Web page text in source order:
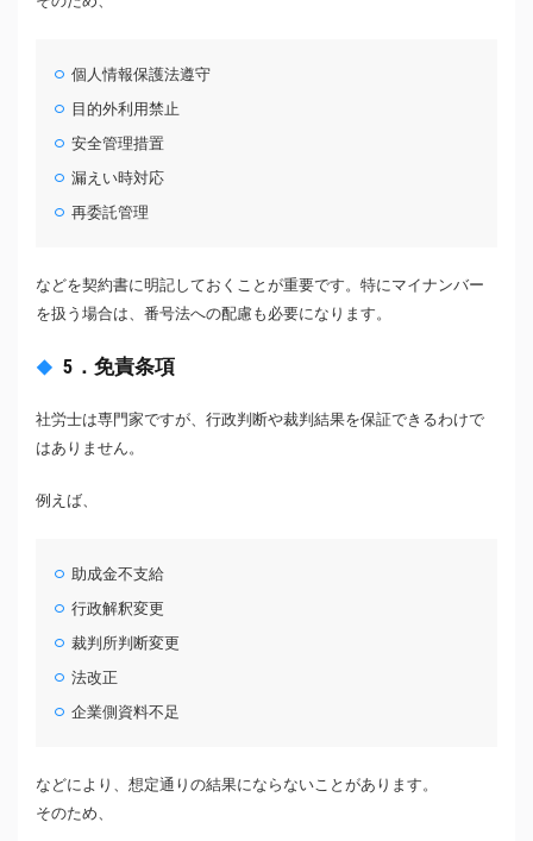
個人情報保護法遵守
目的外利用禁止
安全管理措置
漏えい時対応
再委託管理
などを契約書に明記しておくことが重要です。特にマイナンバー
を扱う場合は、番号法への配慮も必要になります。
5．免責条項
社労士は専門家ですが、行政判断や裁判結果を保証できるわけで
はありません。
例えば、
助成金不支給
行政解釈変更
裁判所判断変更
法改正
企業側資料不足
などにより、想定通りの結果にならないことがあります。
そのため、